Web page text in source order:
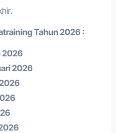
Tahun 2026 :
2026
2026